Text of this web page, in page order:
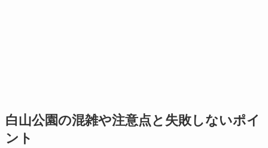
白山公園の混雑や注意点と失敗しないポイ
ント